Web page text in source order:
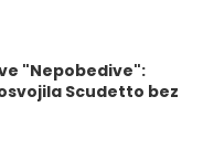
"Nepobedive":
Scudetto bez